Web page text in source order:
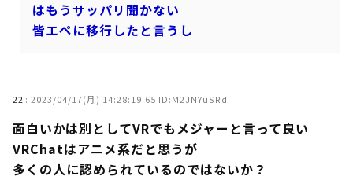
はもうサッパリ聞かない
皆エペに移行したと言うし
22 : 2023/04/17(月) 14:28:19.65 ID:M2JNYuSRd
面白いかは別としてVRでもメジャーと言って良い
VRChatはアニメ系だと思うが
多くの人に認められているのではないか？